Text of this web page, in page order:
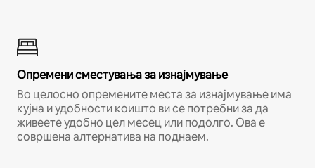
Опремени сместувања за изнајмување
Во целосно опремените места за изнајмување има
кујна и удобности коишто ви се потребни за да
живеете удобно цел месец или подолго. Ова е
совршена алтернатива на поднаем.